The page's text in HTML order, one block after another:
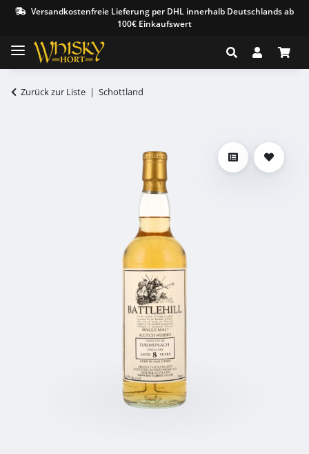
Versandkostenfreie Lieferung per DHL innerhalb Deutschlands ab
100€ Einkaufswert
Zurück zur Liste Schottland